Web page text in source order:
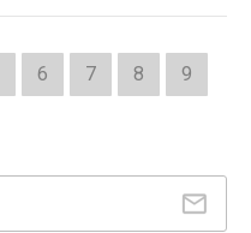
6 7 8 9